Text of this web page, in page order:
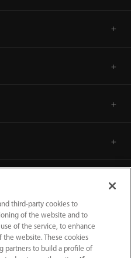
third-party cookies to
of the website and to
of the service, to enhance
website. These cookies
partners to build a profile of